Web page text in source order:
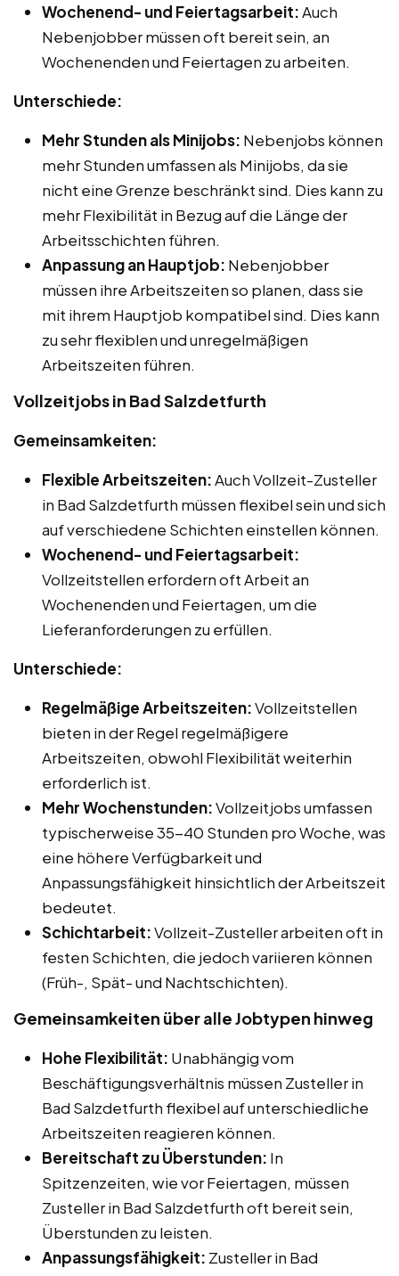
Wochenend- und Feiertagsarbeit:Auch
Nebenjobber müssen oft bereit sein, an
Wochenenden und Feiertagen zu arbeiten.
Unterschiede:
Mehr Stunden als Minijobs: Nebenjobs können
mehr Stunden umfassen als Minijobs, da sie
nicht eine Grenze beschränkt sind. Dies kann zu
mehr Flexibilität in Bezug auf die Länge der
Arbeitsschichten führen.
Anpassung an Hauptjob: Nebenjobber
müssen ihre Arbeitszeiten so planen, dass sie
mit ihrem Hauptjob kompatibel sind. Dies kann
zu sehr flexiblen und unregelmäßigen
Arbeitszeiten führen.
Vollzeitjobs in Bad Salzdetfurth
Gemeinsamkeiten:
Flexible Arbeitszeiten:Auch Vollzeit-Zusteller
in Bad Salzdetfurth müssen flexibel sein und sich
auf verschiedene Schichten einstellen können.
Wochenend- und Feiertagsarbeit:
Vollzeitstellen erfordern oft Arbeit an
Wochenenden und Feiertagen, um die
Lieferanforderungen zu erfüllen.
Unterschiede:
Regelmäßige Arbeitszeiten:Vollzeitstellen
bieten in der Regel regelmäßigere
Arbeitszeiten, obwohl Flexibilität weiterhin
erforderlich ist.
Mehr Wochenstunden:Vollzeitjobs umfassen
typischerweise 35-40 Stunden pro Woche, was
eine höhere Verfügbarkeit und
Anpassungsfähigkeit hinsichtlich der Arbeitszeit
bedeutet.
Schichtarbeit:Vollzeit-Zusteller arbeiten oft in
festen Schichten, die jedoch variieren können
(Früh-, Spät- und Nachtschichten).
Gemeinsamkeiten über alle Jobtypen hinweg
Hohe Flexibilität: Unabhängig vom
Beschäftigungsverhältnis müssen Zusteller in
Bad Salzdetfurth flexibel auf unterschiedliche
Arbeitszeiten reagieren können.
Bereitschaft zu Überstunden: In
Spitzenzeiten, wie vor Feiertagen, müssen
Zusteller in Bad Salzdetfurth oft bereit sein,
Überstunden zu leisten.
Anpassungsfähigkeit: Zusteller in Bad